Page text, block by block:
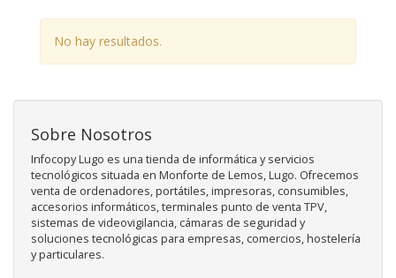
No hay resultados.
Sobre Nosotros
Infocopy Lugo es una tienda de informática y servicios
tecnológicos situada en Monforte de Lemos, Lugo. Ofrecemos
venta de ordenadores, portátiles, impresoras, consumibles,
accesorios informáticos, terminales punto de venta TPV,
sistemas de videovigilancia, cámaras de seguridad y
soluciones tecnológicas para empresas, comercios, hostelería
y particulares.